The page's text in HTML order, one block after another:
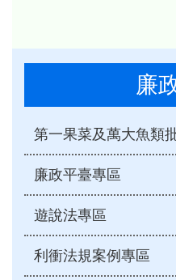
廉
第一果菜及萬大魚類
廉政平臺專區
遊說法專區
利衝法規案例專區